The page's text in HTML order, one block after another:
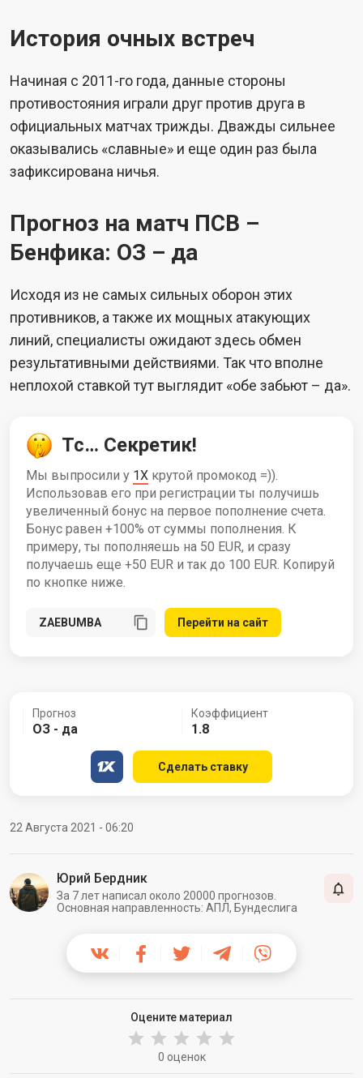
История очных встреч
Начиная с 2011-го года, данные стороны
противостояния играли друг против друга в
официальных матчах трижды. Дважды сильнее
оказывались «славные» и еще один раз была
зафиксирована ничья.
Прогноз на матч ПСВ –
Бенфика: ОЗ – да
Исходя из не самых сильных оборон этих
противников, а также их мощных атакующих
линий, специалисты ожидают здесь обмен
результативными действиями. Так что вполне
неплохой ставкой тут выглядит «обе забьют – да».
Тс… Секретик!
Мы выпросили у 1X крутой промокод =)).
Использовав его при регистрации ты получишь
увеличенный бонус на первое пополнение счета.
Бонус равен +100% от суммы пополнения. К
примеру, ты пополняешь на 50 EUR, и сразу
получаешь еще +50 EUR и так до 100 EUR. Копируй
по кнопке ниже.
Перейти на сайт
Прогноз
ОЗ - да
Коэффициент
1.8
Сделать ставку
22 Августа 2021 - 06:20
Юрий Бердник
За 7 лет написал около 20000 прогнозов.
Основная направленность: АПЛ, Бундеслига
Оцените материал
0 оценок